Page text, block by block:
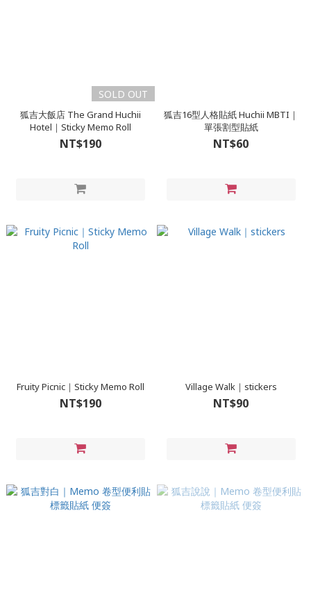
SOLD OUT
狐吉大飯店 The Grand Huchii
Hotel｜Sticky Memo Roll
NT$190
狐吉16型人格貼紙 Huchii MBTI｜
單張割型貼紙
NT$60
Fruity Picnic｜Sticky Memo Roll
NT$190
Village Walk｜stickers
NT$90